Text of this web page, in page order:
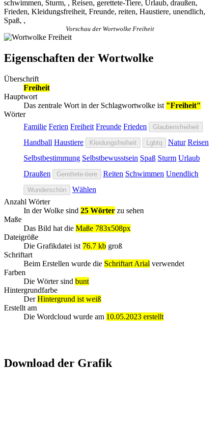
schwimmen, Sturm, , Reisen, gerettete-Tiere, Urlaub, draußen,
Frieden, Kleidungsfreiheit, Freunde, reiten, Haustiere, unendlich,
Spaß, ,
Vorschau der Wortwolke Freiheit
Eigenschaften der Wortwolke
Überschrift
Freiheit
Hauptwort
Das zentrale Wort in der Schlagwortwolke ist "Freiheit"
Wörter
Familie Ferien Freiheit Freunde Frieden Glaubensfreiheit
Handball Haustiere Kleidungsfreiheit Lgbtq Natur Reisen
Selbstbestimmung Selbstbewusstsein Spaß Sturm Urlaub
Draußen
Gerettete-tiere Reiten Schwimmen Unendlich
Wunderschön
Wählen
Anzahl Wörter
In der Wolke sind 25 Wörter zu sehen
Maße
Das Bild hat die Maße 783x508px
Dateigröße
Die Grafikdatei ist 76.7 kb groß
Schriftart
Beim Erstellen wurde die Schriftart Arial verwendet
Farben
Die Wörter sind bunt
Hintergrundfarbe
DerHintergrund ist weiß
Erstellt am
Die Wordcloud wurde am 10.05.2023 erstellt
Download der Grafik